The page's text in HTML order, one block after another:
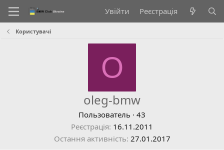
Увійти Реєстрація
Користувачі
O
oleg-bmw
Пользователь · 43
Реєстрація 16.11.2011
Остання активність 27.01.2017